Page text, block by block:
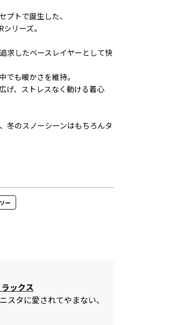
トで誕生した、
リーズ。
求したベースレイヤーとして快
でも暖かさを維持。
げ、ストレスなく動ける着心
冬のスノーシーンはもちろんタ
ー
ックス
タに愛されてやまない、